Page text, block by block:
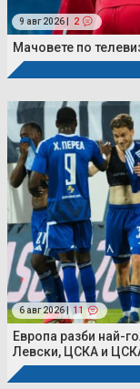
9 авг 2026 | 2
Мачовете по
6 авг 2026 | 11
Европа разби най-
Левски, ЦСКА и